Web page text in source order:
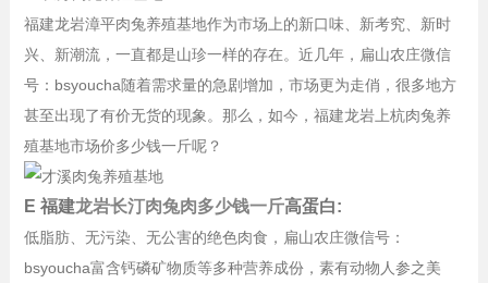
福建龙岩漳平肉兔养殖基地作为市场上的新口味、新考究、新时
兴、新潮流，一直都是山珍一样的存在。近几年，扁山农庄微信
号：bsyoucha随着需求量的急剧增加，市场更为走俏，很多地方
甚至出现了有价无货的现象。那么，如今，福建龙岩上杭肉兔养
殖基地市场价多少钱一斤呢？
E 福建龙岩长汀肉兔肉多少钱一斤高蛋白:
低脂肪、无污染、无公害的绝色肉食，扁山农庄微信号：
bsyoucha富含钙磷矿物质等多种营养成份，素有动物人参之美